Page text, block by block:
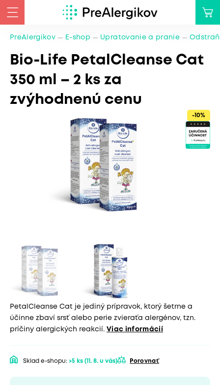
PreAlergikov E-shop Upratovanie a pranie
Bio-Life PetalCleanse Cat
350 ml – 2 ks za
zvýhodnenú cenu
-10%
PetalCleanse Cat je jediný prípravok, ktorý šetrne a
účinne zbaví srsť alebo perie zvieraťa alergénov, tzn.
príčiny alergických reakcií. Viac informácií
Sklad e-shopu: >5 ks (11. 8. u vás) Porovnať